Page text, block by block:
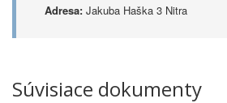
Adresa: Jakuba Haška 3 Nitra
Súvisiace dokumenty